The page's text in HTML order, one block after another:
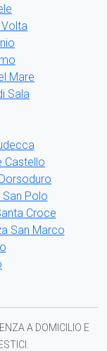
Mare
Sala
Castello
Polo
Croce
San Marco
A DOMICILIO E